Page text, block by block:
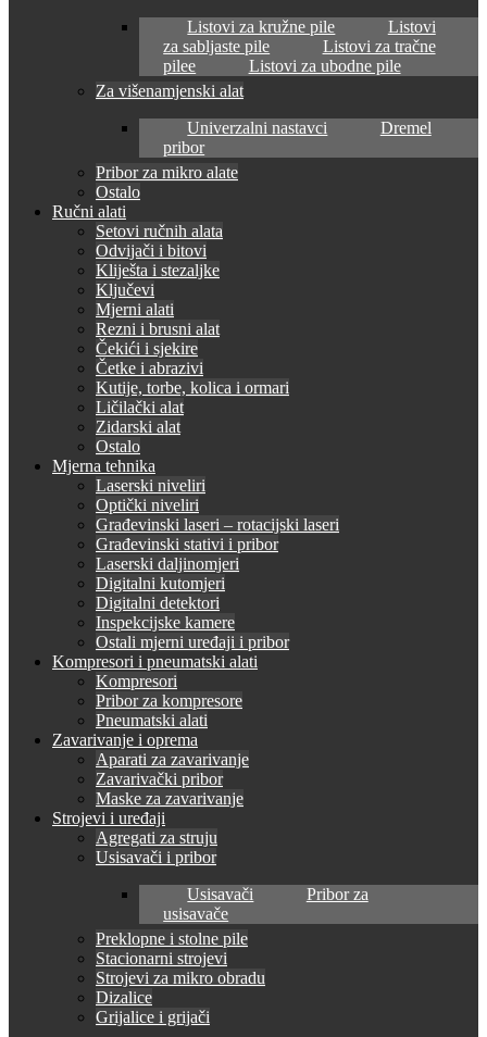
Listovi za kružne pile
Listovi
za sabljaste pile
Listovi za tračne
pilee
Listovi za ubodne pile
Za višenamjenski alat
Univerzalni nastavci
Dremel
pribor
Pribor za mikro alate
Ostalo
Ručni alati
Setovi ručnih alata
Odvijači i bitovi
Kliješta i stezaljke
Ključevi
Mjerni alati
Rezni i brusni alat
Čekići i sjekire
Četke i abrazivi
Kutije, torbe, kolica i ormari
Ličilački alat
Zidarski alat
Ostalo
Mjerna tehnika
Laserski niveliri
Optički niveliri
Građevinski laseri – rotacijski laseri
Građevinski stativi i pribor
Laserski daljinomjeri
Digitalni kutomjeri
Digitalni detektori
Inspekcijske kamere
Ostali mjerni uređaji i pribor
Kompresori i pneumatski alati
Kompresori
Pribor za kompresore
Pneumatski alati
Zavarivanje i oprema
Aparati za zavarivanje
Zavarivački pribor
Maske za zavarivanje
Strojevi i uređaji
Agregati za struju
Usisavači i pribor
Usisavači
Pribor za
usisavače
Preklopne i stolne pile
Stacionarni strojevi
Strojevi za mikro obradu
Dizalice
Grijalice i grijači